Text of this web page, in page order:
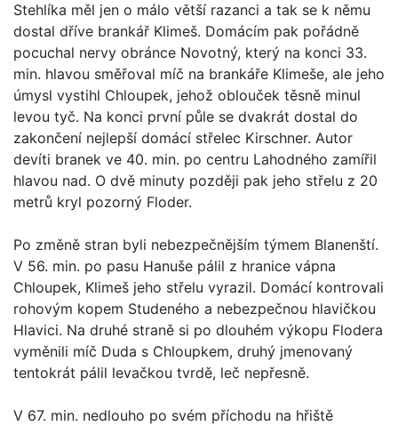
Stehlíka měl jen o málo větší razanci a tak se k němu
dostal dříve brankář Klimeš. Domácím pak pořádně
pocuchal nervy obránce Novotný, který na konci 33.
min. hlavou směřoval míč na brankáře Klimeše, ale jeho
úmysl vystihl Chloupek, jehož oblouček těsně minul
levou tyč. Na konci první půle se dvakrát dostal do
zakončení nejlepší domácí střelec Kirschner. Autor
devíti branek ve 40. min. po centru Lahodného zamířil
hlavou nad. O dvě minuty později pak jeho střelu z 20
metrů kryl pozorný Floder.
Po změně stran byli nebezpečnějším týmem Blanenští.
V 56. min. po pasu Hanuše pálil z hranice vápna
Chloupek, Klimeš jeho střelu vyrazil. Domácí kontrovali
rohovým kopem Studeného a nebezpečnou hlavičkou
Hlavici. Na druhé straně si po dlouhém výkopu Flodera
vyměnili míč Duda s Chloupkem, druhý jmenovaný
tentokrát pálil levačkou tvrdě, leč nepřesně.
V 67. min. nedlouho po svém příchodu na hřiště